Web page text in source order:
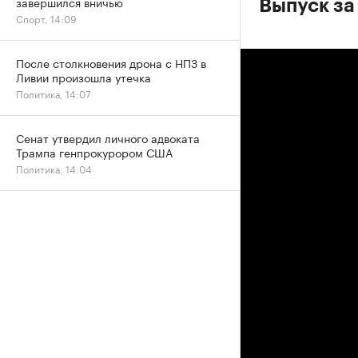
Выпуск
Спорт, 14:09
После столкновения дрона с НПЗ в
Ливии произошла утечка
Политика, 14:07
Сенат утвердил личного адвоката
Трампа генпрокурором США
Политика, 14:04